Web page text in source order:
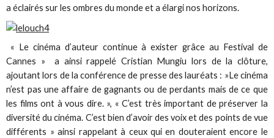
a éclairés sur les ombres du monde et a élargi nos horizons.
« Le cinéma d’auteur continue à exister grâce au Festival de
Cannes » a ainsi rappelé Cristian Mungiu lors de la clôture,
ajoutant lors de la conférence de presse des lauréats : »Le cinéma
n’est pas une affaire de gagnants ou de perdants mais de ce que
les films ont à vous dire. », « C’est très important de préserver la
diversité du cinéma. C’est bien d’avoir des voix et des points de vue
différents » ainsi rappelant à ceux qui en douteraient encore le